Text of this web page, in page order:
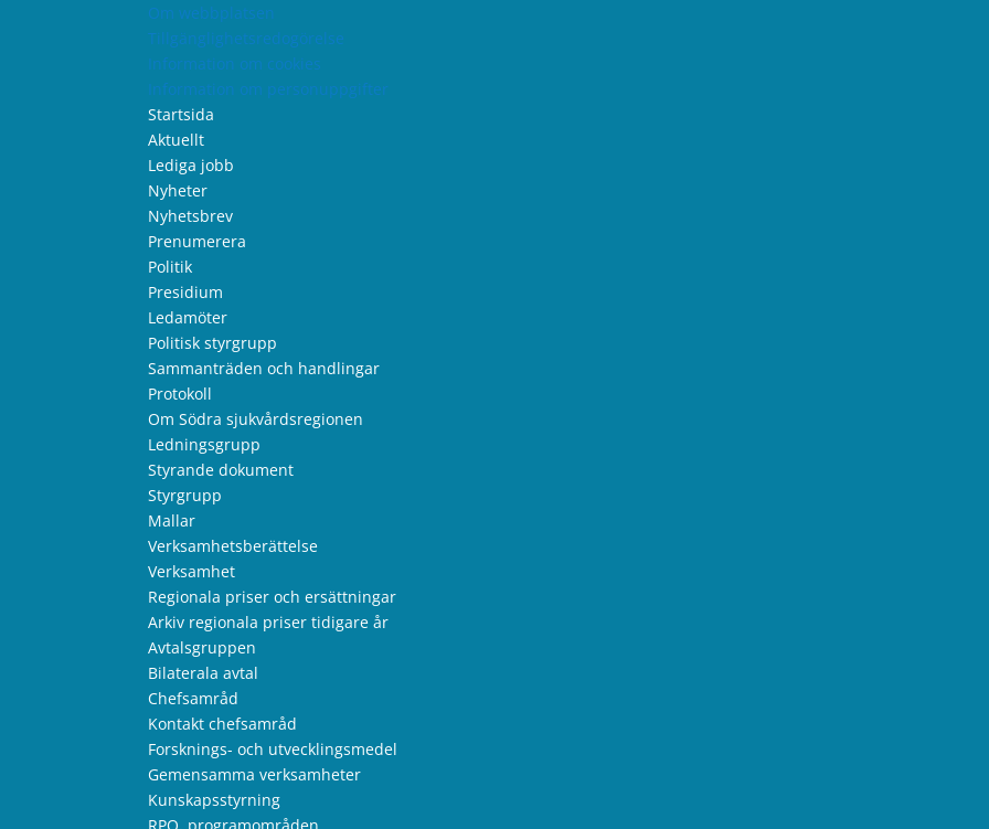
Om webbplatsen
Tillgänglighetsredogörelse
Information om cookies
Information om personuppgifter
Startsida
Aktuellt
Lediga jobb
Nyheter
Nyhetsbrev
Prenumerera
Politik
Presidium
Ledamöter
Politisk styrgrupp
Sammanträden och handlingar
Protokoll
Om Södra sjukvårdsregionen
Ledningsgrupp
Styrande dokument
Styrgrupp
Mallar
Verksamhetsberättelse
Verksamhet
Regionala priser och ersättningar
Arkiv regionala priser tidigare år
Avtalsgruppen
Bilaterala avtal
Chefsamråd
Kontakt chefsamråd
Forsknings- och utvecklingsmedel
Gemensamma verksamheter
Kunskapsstyrning